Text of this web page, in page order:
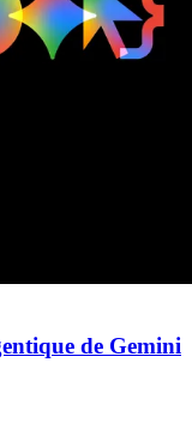
de Gemini